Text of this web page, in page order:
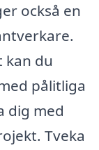
också en
kan du
pålitliga
dig med
Tveka